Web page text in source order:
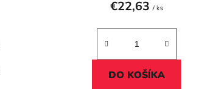
€22,63/ ks
DO KOŠÍKA